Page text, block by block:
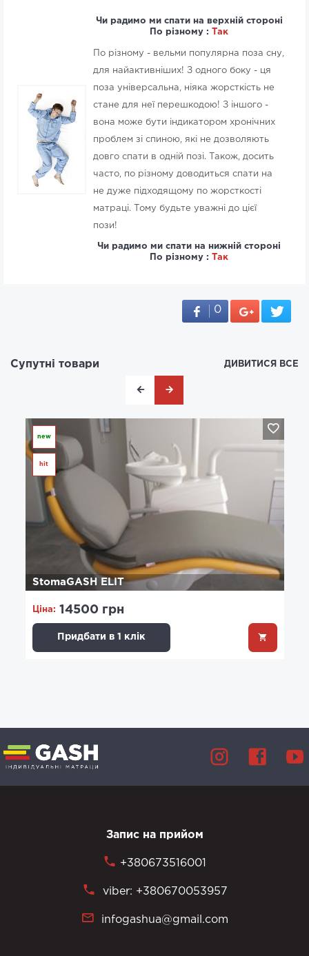
Чи радимо ми спати на верхній стороні
По різному :
Так
По різному - вельми популярна поза сну,
для найактивніших! З одного боку - ця
поза універсальна, ніяка жорсткість не
стане для неї перешкодою! З іншого -
вона може бути індикатором хронічних
проблем зі спиною, які не дозволяють
довго спати в одній позі. Також, досить
часто, по різному доводиться спати на
не дуже підходящому по жорсткості
матраці. Тому будьте уважні до цієї
пози!
Чи радимо ми спати на нижній стороні
По різному :
Так
0
Супутні товари ДИВИТИСЯ ВСЕ
new
hit
StomaGASH ELIT
Ціна: 14500 грн
Придбати в 1 клік
Запис на прийом
+380673516001
viber: +380670053957
infogashua@gmail.com